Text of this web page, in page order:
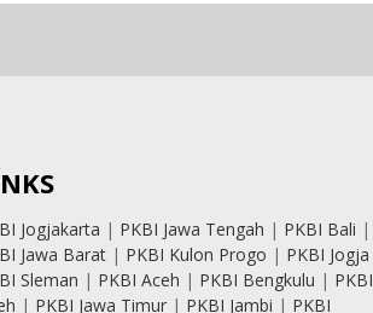
Jogjakarta | PKBI Jawa Tengah | PKBI Bali |
Jawa Barat | PKBI Kulon Progo | PKBI Jogja
Sleman | PKBI Aceh | PKBI Bengkulu | PKBI
| PKBI Jawa Timur | PKBI Jambi | PKBI